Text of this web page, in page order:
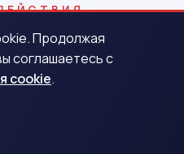
деньги в
Продолжая
соглашаетесь с
cookie.